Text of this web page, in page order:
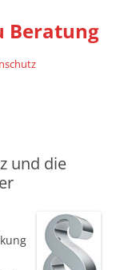
Beratung
und die